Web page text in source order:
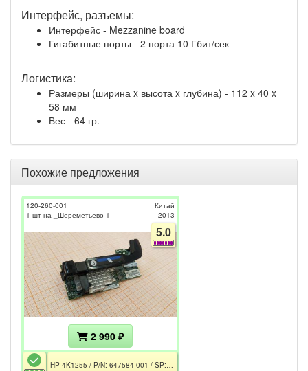
Интерфейс, разъемы:
Интерфейс - Mezzanine board
Гигабитные порты - 2 порта 10 Гбит/сек
Логистика:
Размеры (ширина x высота x глубина) - 112 x 40 x
58 мм
Вес - 64 гр.
Похожие предложения
120-260-001
1 шт на _Шереметьево-1
Китай
2013
5.0
2 990 ₽
HP 4K1255 / P/N: 647584-001 / SP: 649940-001 REV.0A